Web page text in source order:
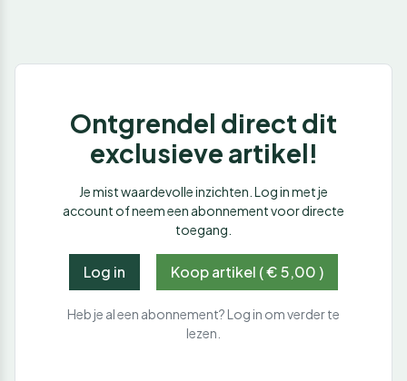
Ontgrendel direct dit
exclusieve artikel!
Je mist waardevolle inzichten. Log in met je
account of neem een abonnement voor directe
toegang.
Log in Koop artikel ( € 5,00 )
Heb je al een abonnement? Log in om verder te
lezen.